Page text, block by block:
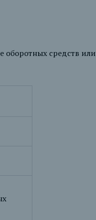
оборотных средств или